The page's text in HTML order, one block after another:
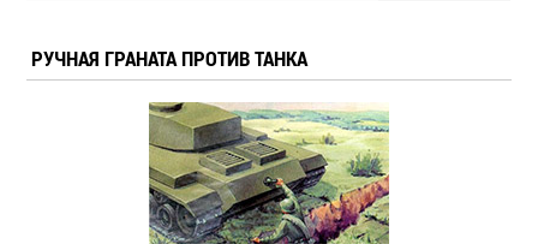
РУЧНАЯ ГРАНАТА ПРОТИВ ТАНКА